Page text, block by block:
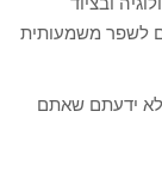
לשפר משמעותית
ידעתם שאתם